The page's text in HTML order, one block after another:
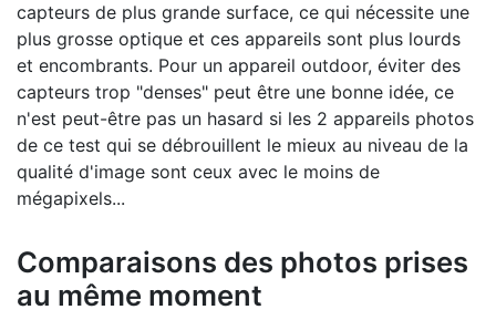
capteurs de plus grande surface, ce qui nécessite une
plus grosse optique et ces appareils sont plus lourds
et encombrants. Pour un appareil outdoor, éviter des
capteurs trop "denses" peut être une bonne idée, ce
n'est peut-être pas un hasard si les 2 appareils photos
de ce test qui se débrouillent le mieux au niveau de la
qualité d'image sont ceux avec le moins de
mégapixels...
Comparaisons des photos prises
au même moment